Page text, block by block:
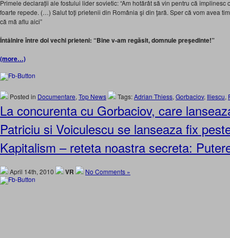
Primele declarații ale fostului lider sovietic: “Am hotărât să vin pentru că împlinesc
foarte repede. (…) Salut toţi prietenii din România şi din ţară. Sper că vom avea
că mă aflu aici”
Întâlnire între doi vechi prieteni: “Bine v-am regăsit, domnule preşedinte!”
(more…)
Posted in Documentare, Top News Tags:Adrian Thiess, Gorbaciov, Iliescu,
La concurenta cu Gorbaciov, care
Patriciu si Voiculescu se lanseaza fix
Kapitalism – reteta noastra secreta:
April 14th, 2010 VR No Comments »